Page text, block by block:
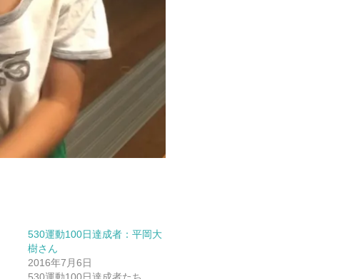
530運動100日達成者：平岡大
樹さん
2016年7月6日